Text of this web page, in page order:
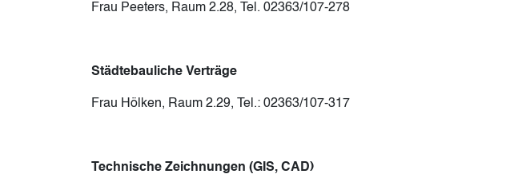
Frau Peeters, Raum 2.28, Tel. 02363/107-278
Städtebauliche Verträge
Frau Hölken, Raum 2.29, Tel.: 02363/107-317
Technische Zeichnungen (GIS, CAD)